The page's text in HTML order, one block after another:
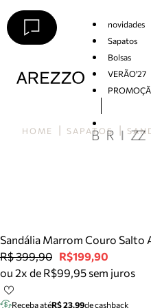
novidades
Sapatos
Bolsas
VERÃO'27
HOME SAPATOS
Sandália Marrom Couro Salto
R$ 399,90 R$199,90
ou 2x de R$99,95 sem juros
Receba atéR$ 23,99de cashback